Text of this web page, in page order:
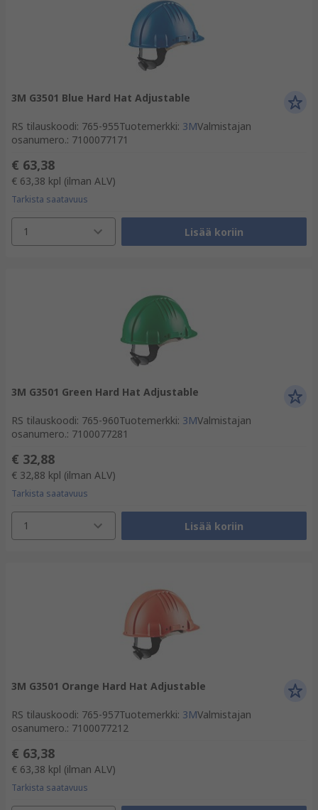
3M G3501 Blue Hard Hat Adjustable
RS tilauskoodi: 765-955Tuotemerkki: 3MValmistajan
osanumero.: 7100077171
€ 63,38
€ 63,38 kpl (ilman ALV)
Tarkista saatavuus
1 Lisää koriin
3M G3501 Green Hard Hat Adjustable
RS tilauskoodi: 765-960Tuotemerkki: 3MValmistajan
osanumero.: 7100077281
€ 32,88
€ 32,88 kpl (ilman ALV)
Tarkista saatavuus
1 Lisää koriin
3M G3501 Orange Hard Hat Adjustable
RS tilauskoodi: 765-957Tuotemerkki: 3MValmistajan
osanumero.: 7100077212
€ 63,38
€ 63,38 kpl (ilman ALV)
Tarkista saatavuus